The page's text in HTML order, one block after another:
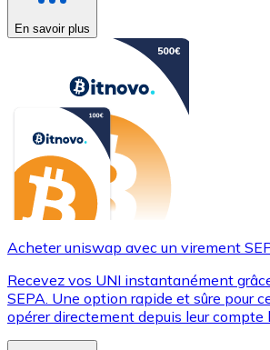
En savoir plus
Acheter uniswap avec un virement
Recevez vos UNI instantanément
SEPA. Une option rapide et sûre pour
opérer directement depuis leur compte